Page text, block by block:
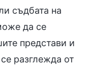
съдбата на
да се
представи и
разглежда от